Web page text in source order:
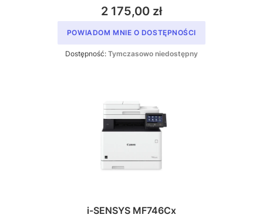
2 175,00 zł
POWIADOM MNIE O DOSTĘPNOŚCI
Dostępność: Tymczasowo niedostępny
i-SENSYS MF746Cx